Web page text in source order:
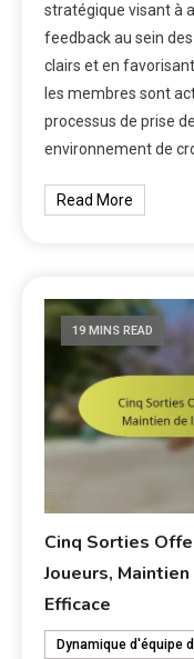
stratégique visant à
feedback au sein
clairs et en
les membres sont
processus de prise
environnement de
Read More
19 MINS READ
Cinq Sorties
Joueurs,
Efficace
Dynamique d'équipe